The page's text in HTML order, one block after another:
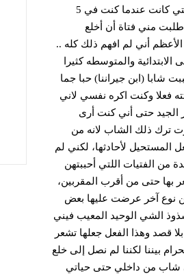
إنني فتاة ابلغ من العمر 21 عاما، أحيانا أشعر أن العالم ظلمني وأحيانا أخرى أشعر أني خسرت نفسي.. فبدايتي كانت عندما كنت في 5
مني فتاة أن أخلع
أني لم افهم ذلك كله ..
والمتوسطه كثيرا
صبيانيه بحته، وكان اخي الكبير يناديني باسم صبي!! في عمر ال 13 سنه أأحببت شابا (ابن جيراننا) حبا جما
فعلا وكنت اكره نفسي لاني
الجيد حتى أني كنت أرى
ترك ذلك الشاب لانه من
المستحيل لأحادثها، لكني لم
الفتيات اللتي أحببتهن
بها حتى من أقرب المقربين،
من نوع آخر عرضت عليها بعض
الشي الوحيد المعيب فيني
قصد وهذا الفعل جعلها تشعر
بيننا لكننا لم نصل إلى خلع
شاب من داخلي حتى حياتي